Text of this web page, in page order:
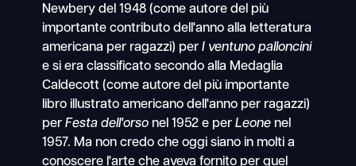
Newbery del 1948 (come autore del più
importante contributo dell'anno alla letteratura
americana per ragazzi) per I ventuno palloncini
e si era classificato secondo alla Medaglia
Caldecott (come autore del più importante
libro illustrato americano dell'anno per ragazzi)
per Festa dell'orsonel 1952 e per Leonenel
1957. Ma non credo che oggi siano in molti a
conoscere l'arte che aveva fornito per quel